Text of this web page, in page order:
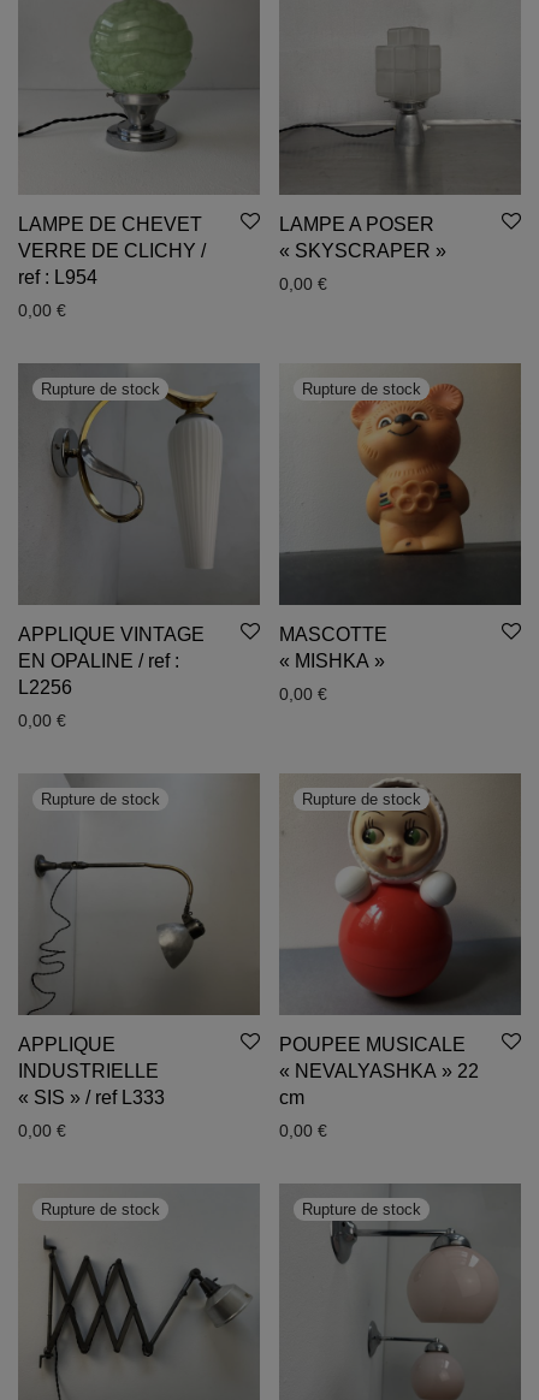
LAMPE DE CHEVET
VERRE DE CLICHY /
ref : L954
0,00 €
LAMPE A POSER
« SKYSCRAPER »
0,00 €
APPLIQUE VINTAGE
EN OPALINE / ref :
L2256
0,00 €
MASCOTTE
« MISHKA »
0,00 €
APPLIQUE
INDUSTRIELLE
« SIS » / ref L333
0,00 €
POUPEE MUSICALE
« NEVALYASHKA » 22
cm
0,00 €